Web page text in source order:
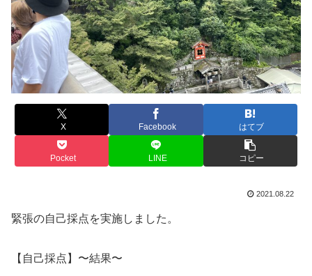
X Facebook はてブ
Pocket LINE コピー
2021.08.22
緊張の自己採点を実施しました。
【自己採点】〜結果〜